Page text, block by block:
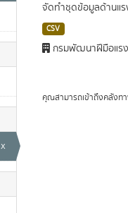
x
จัดทำชุดข้อมูลด้านแร
CSV
กรมพัฒนาฝีมือแร
คุณสามารถเข้าถึงคลังท